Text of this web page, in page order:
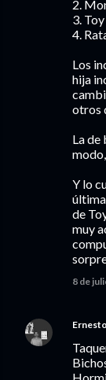
2.
3.
4.
Los
hija
otros
La de
Y lo
de
muy
8 de